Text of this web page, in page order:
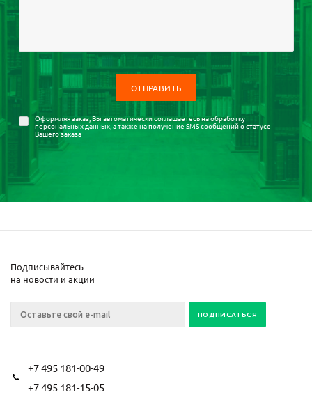
Оформляя заказ, Вы автоматически соглашаетесь наобработку
персональных данных, а также на получение SMS сообщений о статусе
Вашего заказа
Подписывайтесь
на новости и акции
+7 495 181-00-49
+7 495 181-15-05